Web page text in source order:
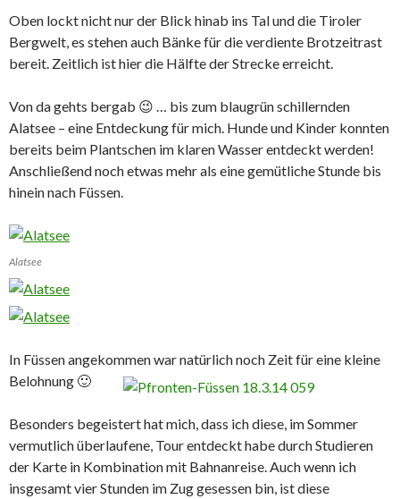
Oben lockt nicht nur der Blick hinab ins Tal und die Tiroler
Bergwelt, es stehen auch Bänke für die verdiente Brotzeitrast
bereit. Zeitlich ist hier die Hälfte der Strecke erreicht.
Von da gehts bergab 😉 … bis zum blaugrün schillernden
Alatsee – eine Entdeckung für mich. Hunde und Kinder konnten
bereits beim Plantschen im klaren Wasser entdeckt werden!
Anschließend noch etwas mehr als eine gemütliche Stunde bis
hinein nach Füssen.
Alatsee
In Füssen angekommen war natürlich noch Zeit für eine kleine
Belohnung 🙂
Besonders begeistert hat mich, dass ich diese, im Sommer
vermutlich überlaufene, Tour entdeckt habe durch Studieren
der Karte in Kombination mit Bahnanreise. Auch wenn ich
insgesamt vier Stunden im Zug gesessen bin, ist diese